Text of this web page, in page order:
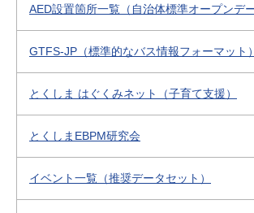
AED設置箇所一覧（自治体標準オープンデ
GTFS-JP（標準的なバス情報フォーマット）
とくしま はぐくみネット（子育て支援）
とくしまEBPM研究会
イベント一覧（推奨データセット）